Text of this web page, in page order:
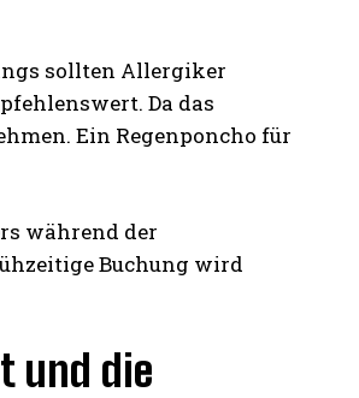
sollten Allergiker
Da das
Ein Regenponcho für
während der
Buchung wird
und die